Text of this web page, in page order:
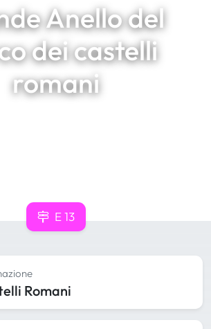
Anello del
dei castelli
romani
E 13
Romani